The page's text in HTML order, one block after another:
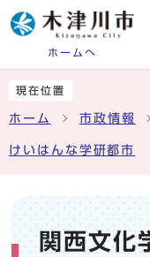
ホームへ
現在位置
ホーム 市政情報
けいはんな学研都市
関西文化